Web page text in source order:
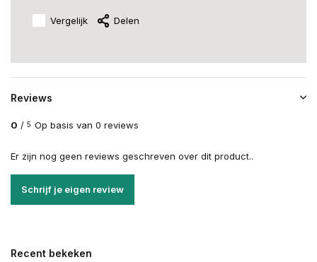
Vergelijk Delen
Reviews
0 / 5 Op basis van 0 reviews
Er zijn nog geen reviews geschreven over dit product..
Schrijf je eigen review
Recent bekeken